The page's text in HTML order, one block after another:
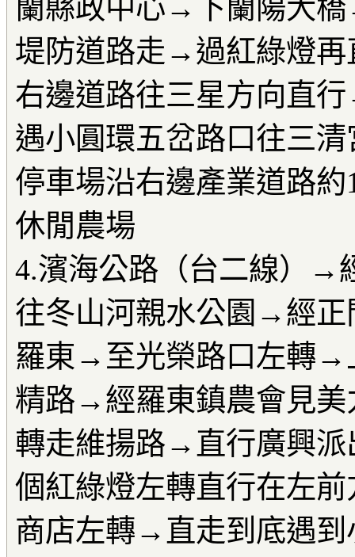
蘭縣政中心→下蘭陽大
堤防道路走→過紅綠燈
右邊道路往三星方向直
遇小圓環五岔路口往三
停車場沿右邊產業道路
休閒農場
4.濱海公路（台二線）→
往冬山河親水公園→經正
羅東→至光榮路口左轉
精路→經羅東鎮農會見
轉走維揚路→直行廣興
個紅綠燈左轉直行在左
商店左轉→直走到底遇